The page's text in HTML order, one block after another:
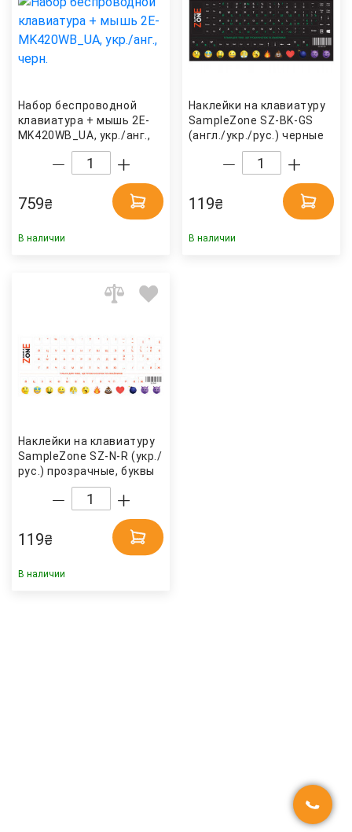
Набор беспроводной
клавиатура + мышь 2E-
MK420WB_UA, укр./анг.,
759₴
В наличии
Наклейки на клавиатуру
SampleZone SZ-BK-GS
(англ./укр./рус.) черные
непрозрачные, буквы
бело-зелен. Украина
119₴
В наличии
Наклейки на клавиатуру
SampleZone SZ-N-R (укр./
рус.) прозрачные, буквы
оранжевые Украина
119₴
В наличии